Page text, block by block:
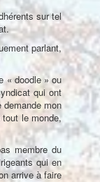
sur tel
parlant,
« doodle » ou
qui ont
mon
tout le monde,
membre du
qui en
arrive à faire